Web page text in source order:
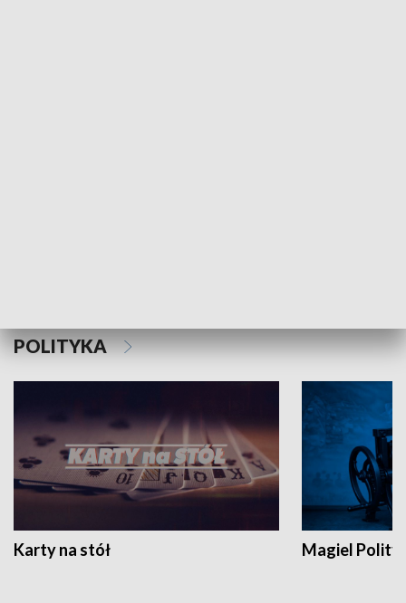
POLITYKA
Karty na stół Magiel